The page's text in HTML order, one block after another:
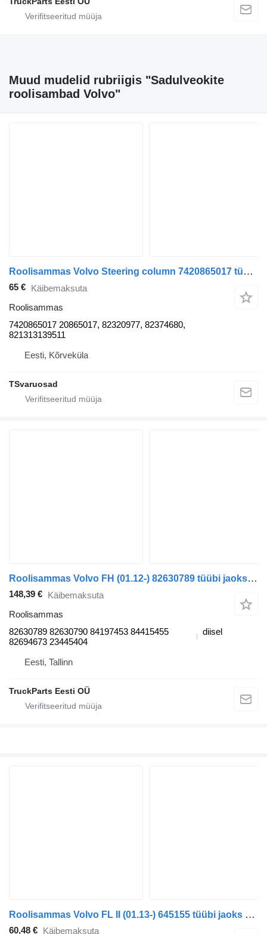
Muud mudelid rubriigis "Sadulveokite
roolisambad Volvo"
Roolisammas Volvo Steering column 7420865017 tüübi jaoks sadulveoki Volvo FE-280
65 € Käibemaksuta
Roolisammas
7420865017 20865017, 82320977, 82374680,
821313139511
Eesti, Kõrveküla
TSvaruosad
Roolisammas Volvo FH (01.12-) 82630789 tüübi jaoks sadulveoki Volvo FH, FM, FMX-4 series (2013-)
148,39 € Käibemaksuta
Roolisammas
82630789 82630790 84197453 84415455
82694673 23445404
diisel
Eesti, Tallinn
TruckParts Eesti OÜ
Roolisammas Volvo FL II (01.13-) 645155 tüübi jaoks sadulveoki Volvo FL, FE (2013-)
60,48 € Käibemaksuta